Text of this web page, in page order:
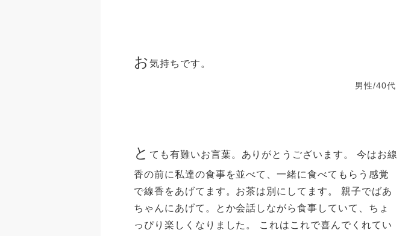
お気持ちです。
男性/40代
と ても有難いお言葉。ありがとうございます。 今はお線
香の前に私達の食事を並べて、一緒に食べてもらう感覚
で線香をあげてます。お茶は別にしてます。 親子でばあ
ちゃんにあげて。とか会話しながら食事していて、ちょ
っぴり楽しくなりました。 これはこれで喜んでくれてい